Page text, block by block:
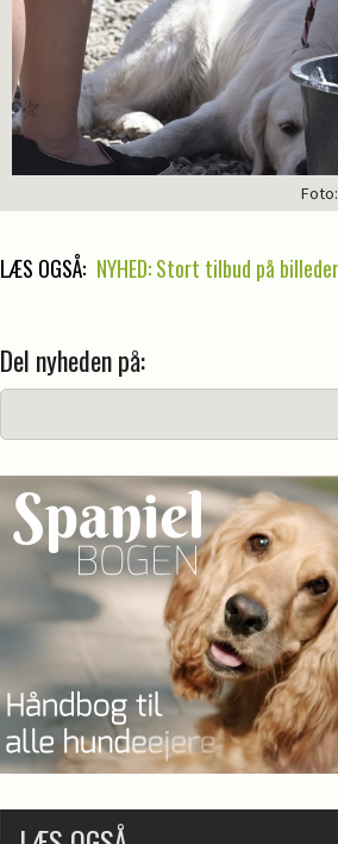
LÆS OGSÅ: NYHED: Stort tilbud på
Del nyheden på: